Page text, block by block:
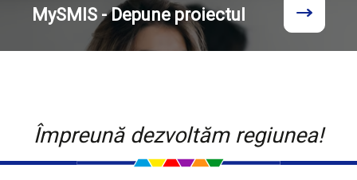
MySMIS - Depune proiectul
Împreună dezvoltăm regiunea!